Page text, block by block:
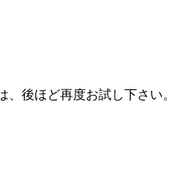
後ほど再度お試し下さい。